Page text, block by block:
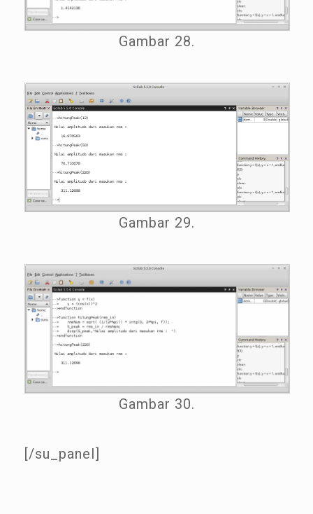
Gambar 28.
Gambar 29.
Gambar 30.
[/su_panel]